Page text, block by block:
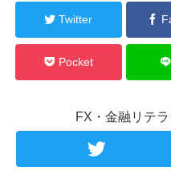
Twitter
Pocket
FX・金融リテ